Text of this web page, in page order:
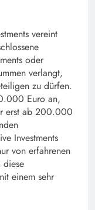
vereint
oder
verlangt,
zu dürfen.
Euro an,
erst ab 200.000
Investments
von erfahrenen
diese
einem sehr